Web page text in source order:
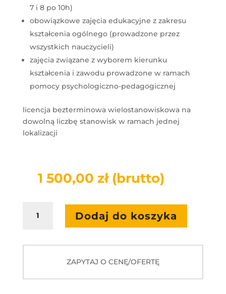
7 i 8 po 10h)
obowiązkowe zajęcia edukacyjne z zakresu
kształcenia ogólnego (prowadzone przez
wszystkich nauczycieli)
zajęcia związane z wyborem kierunku
kształcenia i zawodu prowadzone w ramach
pomocy psychologiczno-pedagogicznej
licencja bezterminowa wielostanowiskowa na
dowolną liczbę stanowisk w ramach jednej
lokalizacji
1 500,00 zł (brutto)
Dodaj do koszyka
ZAPYTAJ O CENĘ/OFERTĘ